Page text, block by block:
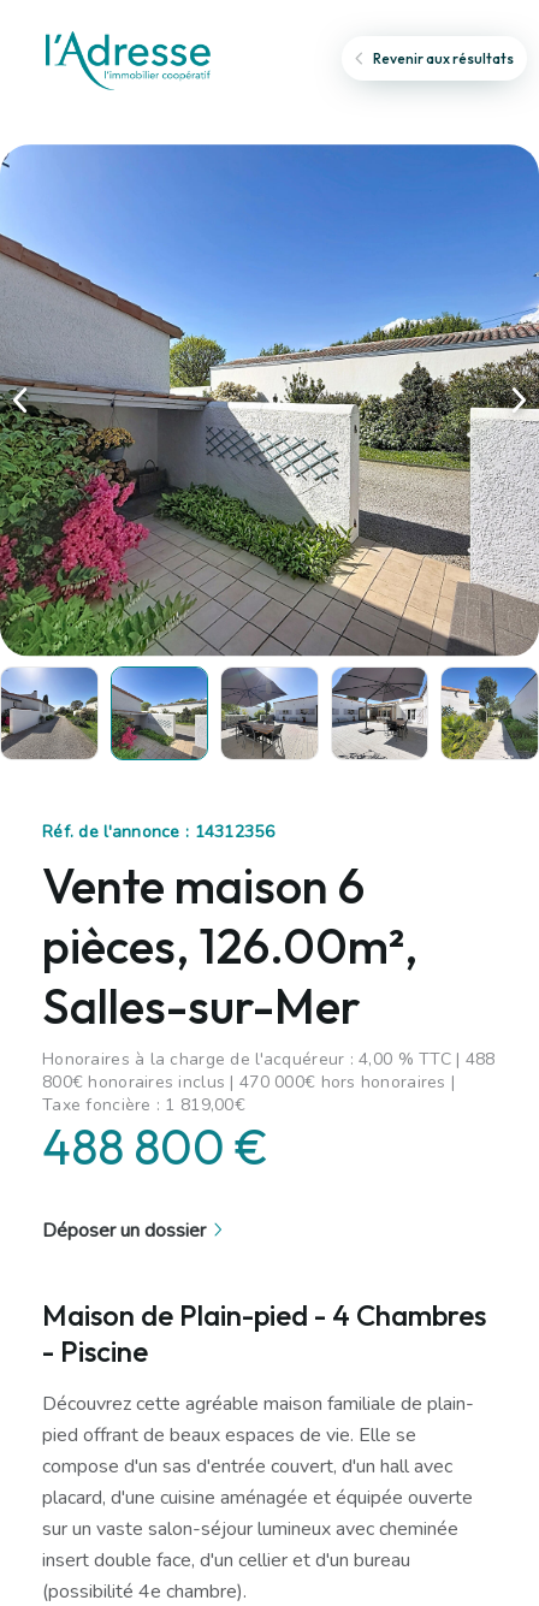
Revenir aux résultats
Réf. de l'annonce : 14312356
Vente maison 6
pièces, 126.00m²,
Salles-sur-Mer
Honoraires à la charge de l'acquéreur : 4,00 % TTC | 488
800€ honoraires inclus | 470 000€ hors honoraires |
Taxe foncière : 1 819,00€
488 800 €
Déposer un dossier
Maison de Plain-pied - 4 Chambres
- Piscine
Découvrez cette agréable maison familiale de plain-
pied offrant de beaux espaces de vie. Elle se
compose d'un sas d'entrée couvert, d'un hall avec
placard, d'une cuisine aménagée et équipée ouverte
sur un vaste salon-séjour lumineux avec cheminée
insert double face, d'un cellier et d'un bureau
(possibilité 4e chambre).